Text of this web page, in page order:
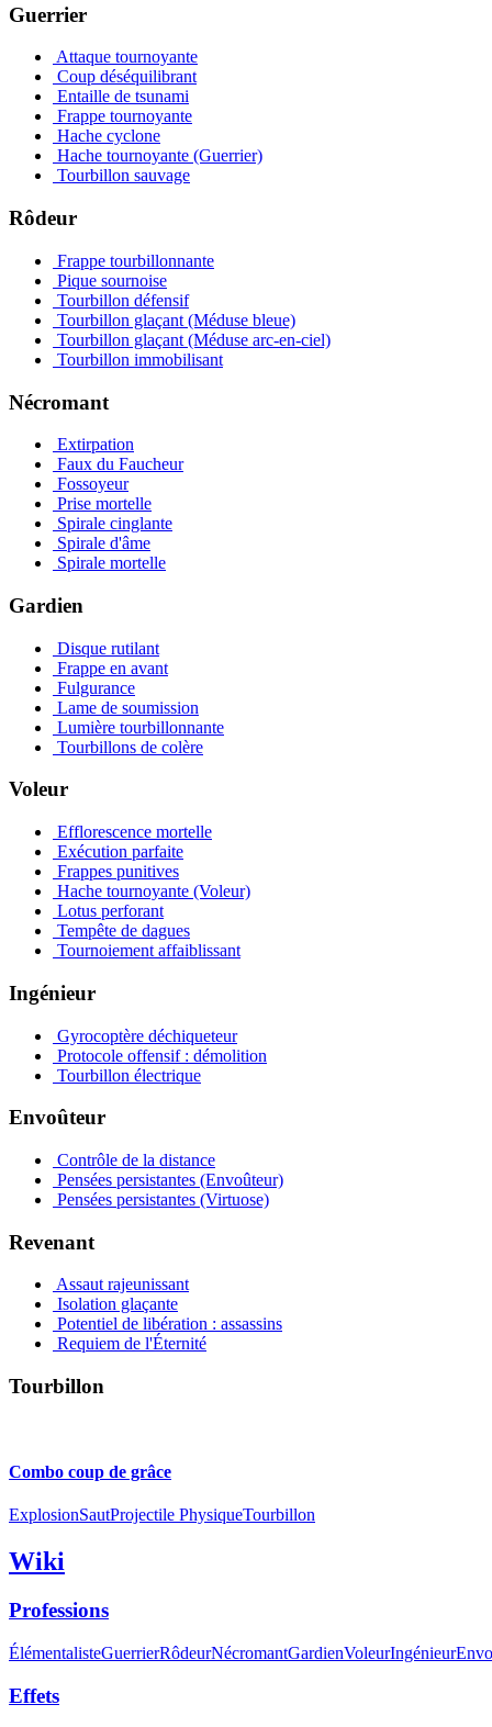
Guerrier
Attaque tournoyante
Coup déséquilibrant
Entaille de tsunami
Frappe tournoyante
Hache cyclone
Hache tournoyante (Guerrier)
Tourbillon sauvage
Rôdeur
Frappe tourbillonnante
Pique sournoise
Tourbillon défensif
Tourbillon glaçant (Méduse bleue)
Tourbillon glaçant (Méduse arc-en-ciel)
Tourbillon immobilisant
Nécromant
Extirpation
Faux du Faucheur
Fossoyeur
Prise mortelle
Spirale cinglante
Spirale d'âme
Spirale mortelle
Gardien
Disque rutilant
Frappe en avant
Fulgurance
Lame de soumission
Lumière tourbillonnante
Tourbillons de colère
Voleur
Efflorescence mortelle
Exécution parfaite
Frappes punitives
Hache tournoyante (Voleur)
Lotus perforant
Tempête de dagues
Tournoiement affaiblissant
Ingénieur
Gyrocoptère déchiqueteur
Protocole offensif : démolition
Tourbillon électrique
Envoûteur
Contrôle de la distance
Pensées persistantes (Envoûteur)
Pensées persistantes (Virtuose)
Revenant
Assaut rajeunissant
Isolation glaçante
Potentiel de libération : assassins
Requiem de l'Éternité
Tourbillon
Combo coup de grâce
ExplosionSautProjectile PhysiqueTourbillon
Wiki
Professions
ÉlémentalisteGuerrierRôdeurNécromantGardienVoleurIngénieur
Effets